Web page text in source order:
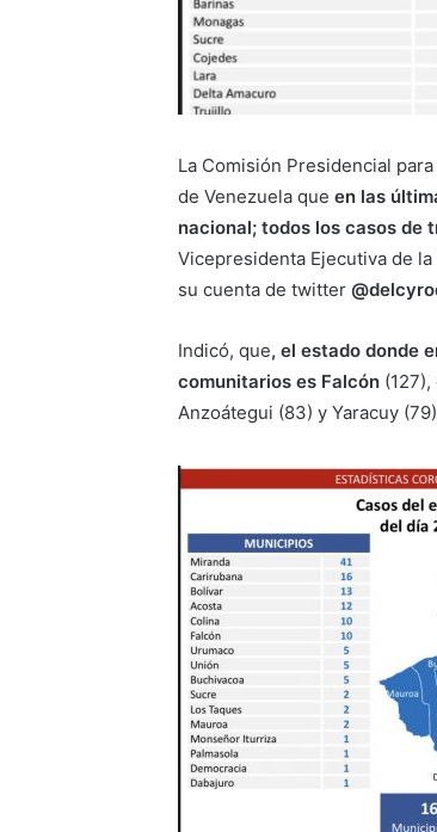
La Comisión Presidencial
de Venezuela queen las
nacional; todos los casos de
Vicepresidenta Ejecutiva de
su cuenta de twitter
Indicó, que, el estado donde
comunitarios es Falcón
Anzoátegui (83) y Yaracuy